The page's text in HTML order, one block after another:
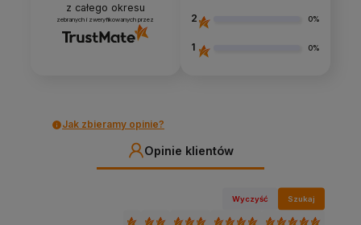
z całego okresu
zebranych i zweryfikowanych przez 2 0%
1 0%
Jak zbieramy opinie?
Opinie klientów
Wyczyść Szukaj